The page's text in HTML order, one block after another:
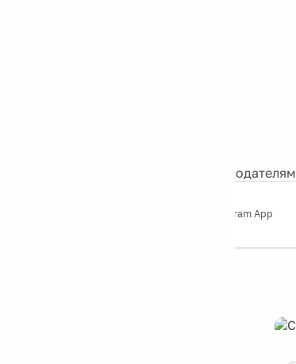
Рекламодателям
Telegram App